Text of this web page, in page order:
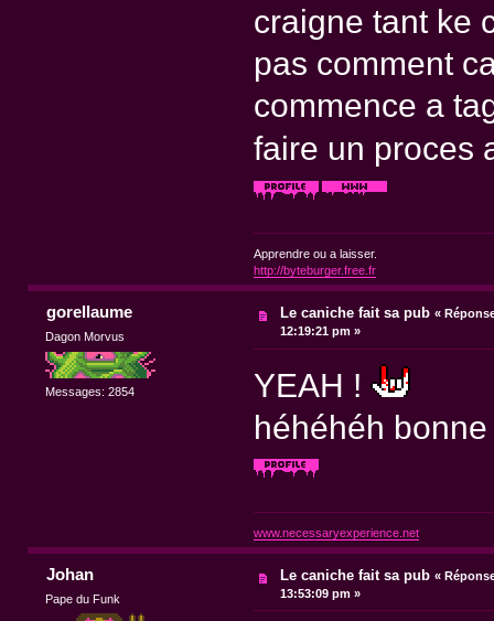
craigne tant ke
pas comment
commence a
faire un
Apprendre ou a laisser.
http://byteburger.free.fr
gorellaume
Dagon Morvus
Messages: 2854
Le caniche fait sa pub «
12:19:21 pm »
YEAH !
héhéhéh
www.necessaryexperience.net
Johan
Pape du Funk
Le caniche fait sa pub «
13:53:09 pm »